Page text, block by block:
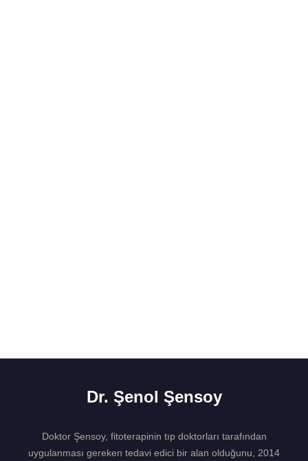
Dr. Şenol Şensoy
Doktor Şensoy, fitoterapinin tıp doktorları tarafından
uygulanması gereken tedavi edici bir alan olduğunu, 2014